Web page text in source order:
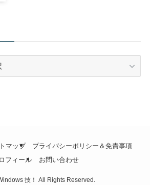
マップ
プライバシーポリシー＆免責事項
フィール
お問い合わせ
技！ All Rights Reserved.